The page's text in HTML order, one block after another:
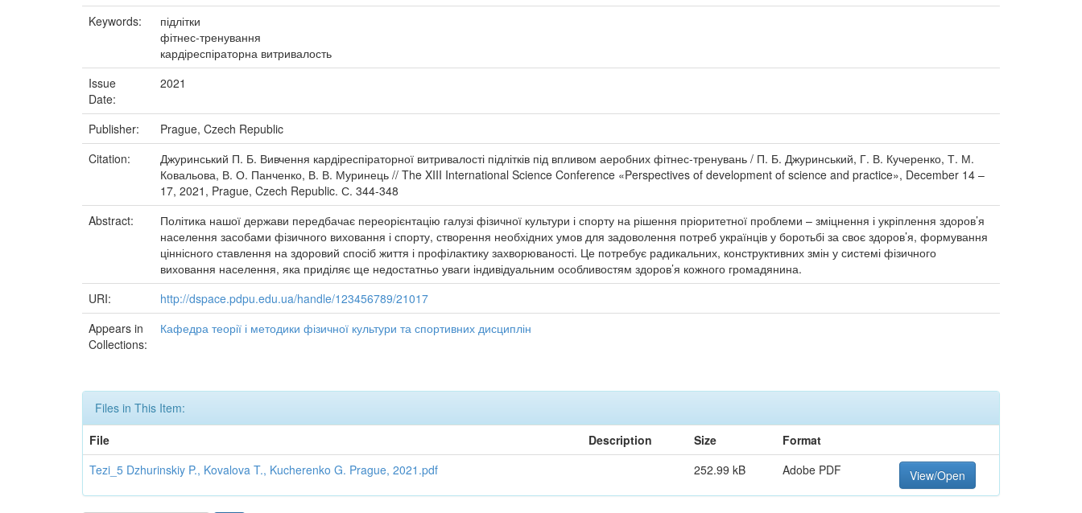
Keywords:
підлітки
фітнес-тренування
кардіреспіраторна витривалость
Issue
Date:
2021
Publisher:
Prague, Czech Republic
Citation:
Джуринський П. Б. Вивчення кардіреспіраторної витривалості підлітків під впливом аеробних фітнес-тренувань / П. Б. Джуринський, Г. В. Кучеренко, Т. М.
Ковальова, В. О. Панченко, В. В. Муринець // The XIII International Science Conference «Perspectives of development of science and practice», December 14 –
17, 2021, Prague, Czech Republic. С. 344-348
Abstract:
Політика нашої держави передбачає переорієнтацію галузі фізичної культури і спорту на рішення пріоритетної проблеми – зміцнення і укріплення здоров’я
населення засобами фізичного виховання і спорту, створення необхідних умов для задоволення потреб українців у боротьбі за своє здоров’я, формування
ціннісного ставлення на здоровий спосіб життя і профілактику захворюваності. Це потребує радикальних, конструктивних змін у системі фізичного
виховання населення, яка приділяє ще недостатньо уваги індивідуальним особливостям здоров’я кожного громадянина.
URI:
http://dspace.pdpu.edu.ua/handle/123456789/21017
Appears in
Collections:
Кафедра теорії і методики фізичної культури та спортивних дисциплін
Files in This Item:
File
Description Size
Format
Tezi_5 Dzhurinskiy P., Kovalova T., Kucherenko G. Prague, 2021.pdf
252.99 kB Adobe PDF View/Open